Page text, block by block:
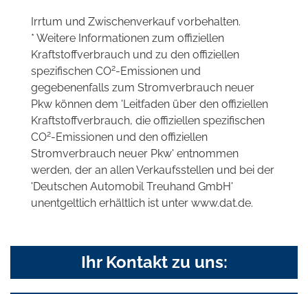
Irrtum und Zwischenverkauf vorbehalten.
* Weitere Informationen zum offiziellen
Kraftstoffverbrauch und zu den offiziellen
spezifischen CO2-Emissionen und
gegebenenfalls zum Stromverbrauch neuer
Pkw können dem 'Leitfaden über den offiziellen
Kraftstoffverbrauch, die offiziellen spezifischen
CO2-Emissionen und den offiziellen
Stromverbrauch neuer Pkw' entnommen
werden, der an allen Verkaufsstellen und bei der
'Deutschen Automobil Treuhand GmbH'
unentgeltlich erhältlich ist unter www.dat.de.
Ihr Kontakt zu uns: